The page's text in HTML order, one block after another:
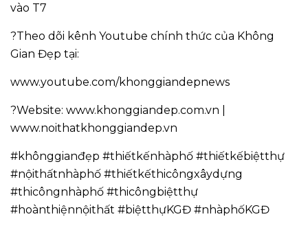
vào T7
?Theo dõi kênh Youtube chính thức của Không
Gian Đẹp tại:
www.youtube.com/khonggiandepnews
?Website: www.khonggiandep.com.vn |
www.noithatkhonggiandep.vn
#khônggianđẹp #thiếtkếnhàphố #thiếtkếbiệtthự
#nộithấtnhàphố #thiếtkếthicôngxâydựng
#thicôngnhàphố #thicôngbiệtthự
#hoànthiệnnộithất #biệtthựKGĐ #nhàphốKGĐ